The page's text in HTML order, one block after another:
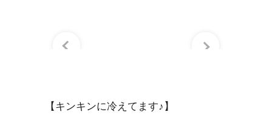
【キンキンに冷えてます♪】